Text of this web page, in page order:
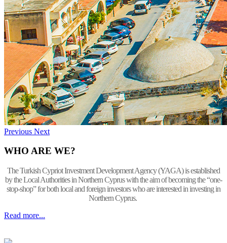
Previous Next
WHO ARE WE?
The Turkish Cypriot Investment Development Agency (YAGA) is established
by the Local Authorities in Northern Cyprus with the aim of becoming the “one-
stop-shop” for both local and foreign investors who are interested in investing in
Northern Cyprus.
Read more...